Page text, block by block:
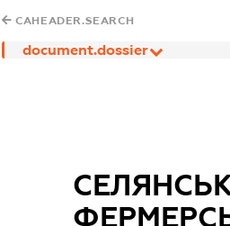
CAHEADER.SEARCH
document.dossier